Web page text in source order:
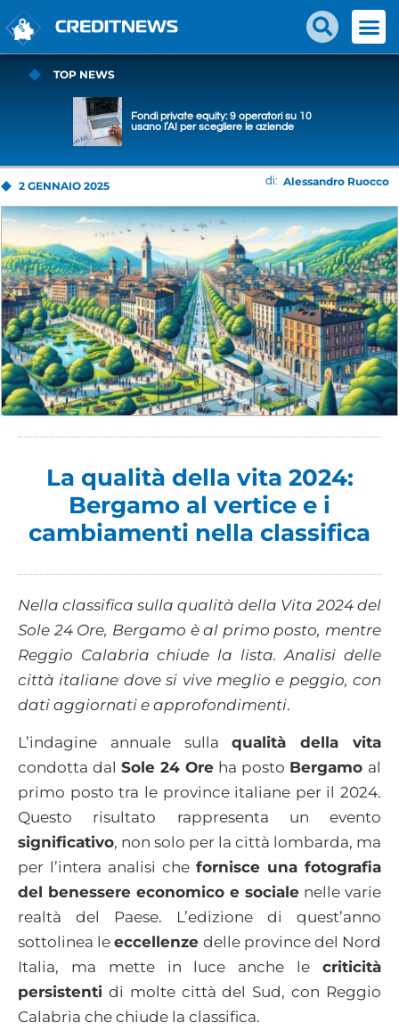
TOP NEWS
Fondi private equity: 9 operatori su 10
usano l’AI per scegliere le aziende
2 GENNAIO 2025 di: Alessandro Ruocco
La qualità della vita 2024:
Bergamo al vertice e i
cambiamenti nella classifica
Nella classifica sulla qualità della Vita 2024 del
Sole 24 Ore, Bergamo è al primo posto, mentre
Reggio Calabria chiude la lista. Analisi delle
città italiane dove si vive meglio e peggio, con
dati aggiornati e approfondimenti.
L’indagine annuale sullaqualità della vita
condotta dal Sole 24 Ore ha posto Bergamo al
primo posto tra le province italiane per il 2024.
Questo risultato rappresenta un evento
significativo, non solo per la città lombarda, ma
per l’intera analisi che fornisce una fotografia
del benessere economico e sociale nelle varie
realtà del Paese. L’edizione di quest’anno
sottolinea le eccellenze delle province del Nord
Italia, ma mette in luce anche le criticità
persistenti di molte città del Sud, con Reggio
Calabria che chiude la classifica.